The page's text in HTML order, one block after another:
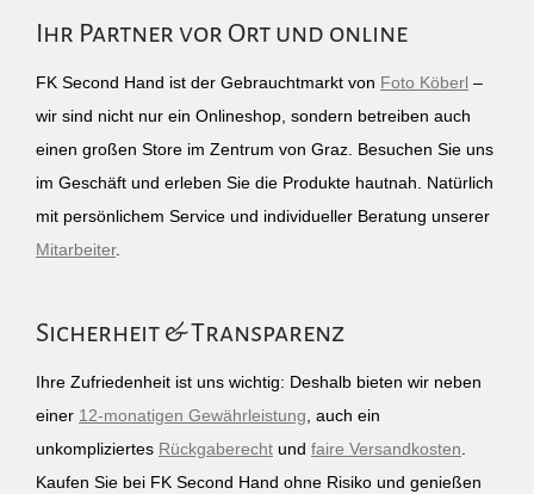
Ihr Partner vor Ort und online
FK Second Hand ist der Gebrauchtmarkt von Foto Köberl –
wir sind nicht nur ein Onlineshop, sondern betreiben auch
einen großen Store im Zentrum von Graz. Besuchen Sie uns
im Geschäft und erleben Sie die Produkte hautnah. Natürlich
mit persönlichem Service und individueller Beratung unserer
Mitarbeiter.
Sicherheit & Transparenz
Ihre Zufriedenheit ist uns wichtig: Deshalb bieten wir neben
einer 12-monatigen Gewährleistung , auch ein
unkompliziertes Rückgaberecht und faire Versandkosten
Kaufen Sie bei FK Second Hand ohne Risiko und genießen